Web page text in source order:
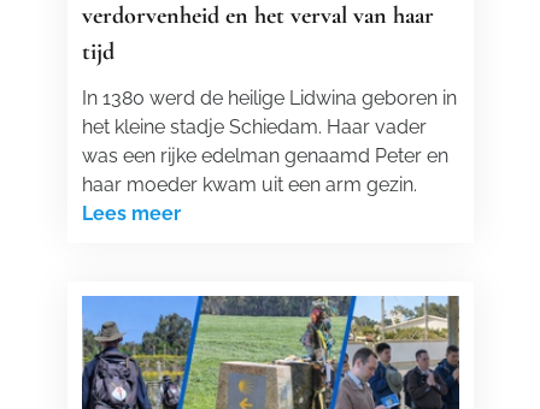
verdorvenheid en het verval van haar
tijd
In 1380 werd de heilige Lidwina geboren in
het kleine stadje Schiedam. Haar vader
was een rijke edelman genaamd Peter en
haar moeder kwam uit een arm gezin.
Lees meer